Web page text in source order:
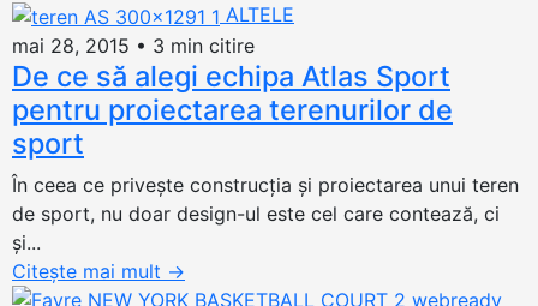
ALTELE
mai 28, 2015 • 3 min citire
De ce să alegi echipa Atlas Sport
pentru proiectarea terenurilor de
sport
În ceea ce privește construcția și proiectarea unui teren
de sport, nu doar design-ul este cel care contează, ci
și...
Citește mai mult →